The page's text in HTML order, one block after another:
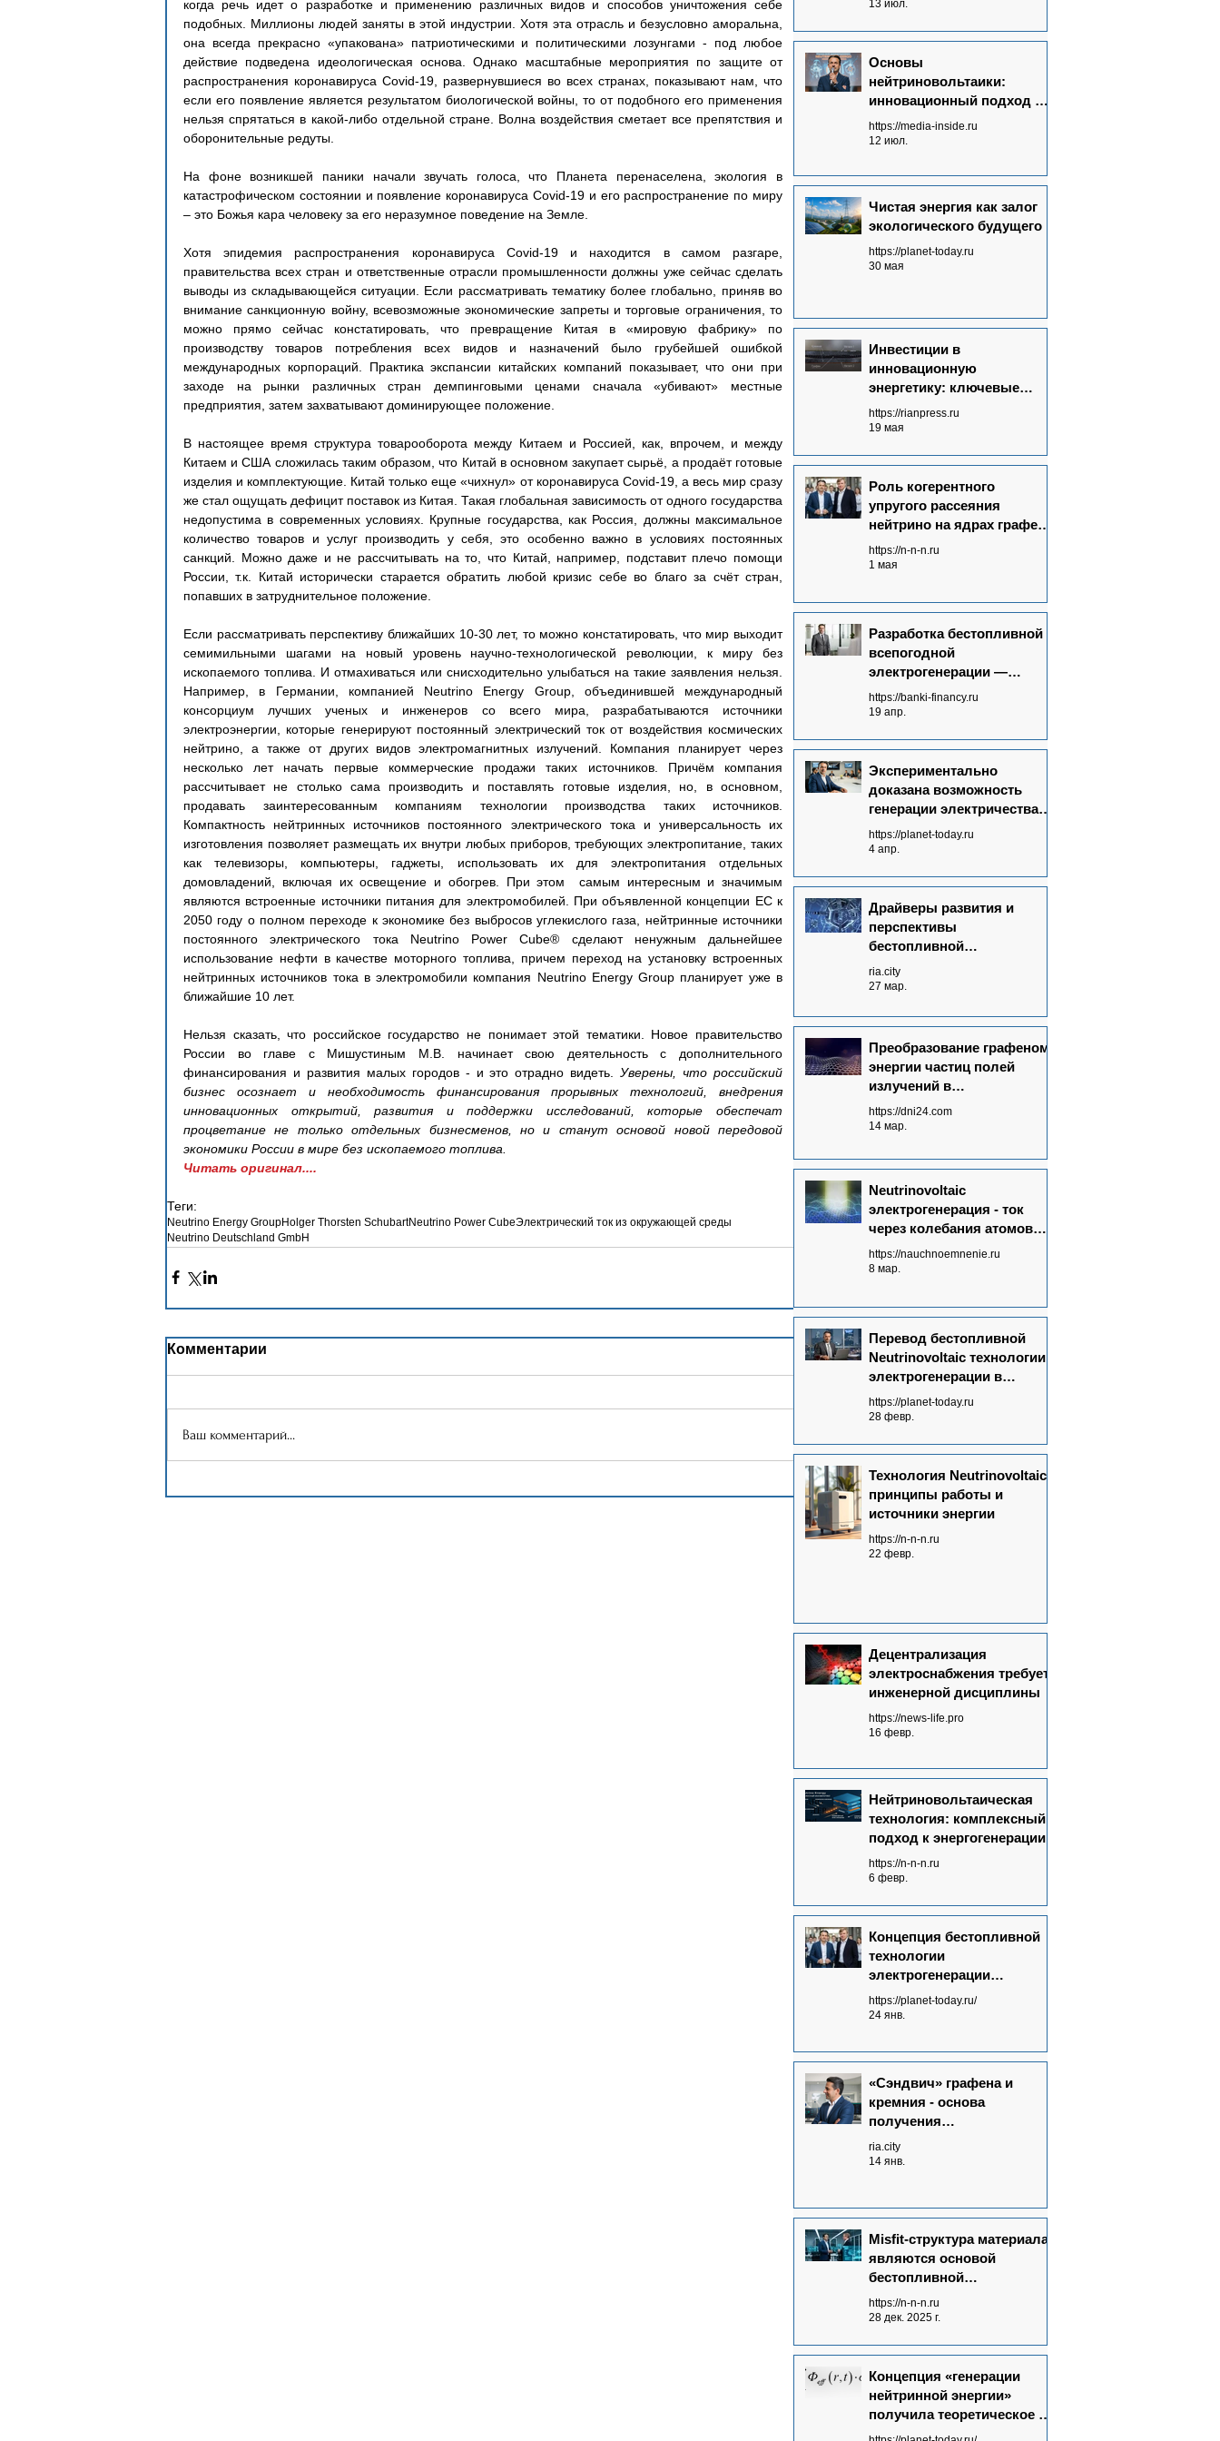
когда речь идет о разработке и применению различных видов и способов уничтожения себе
подобных. Миллионы людей заняты в этой индустрии. Хотя эта отрасль и безусловно аморальна,
она всегда прекрасно «упакована» патриотическими и политическими лозунгами - под любое
действие подведена идеологическая основа. Однако масштабные мероприятия по защите от
распространения коронавируса Covid-19, развернувшиеся во всех странах, показывают нам, что
если его появление является результатом биологической войны, то от подобного его применения
нельзя спрятаться в какой-либо отдельной стране. Волна воздействия сметает все препятствия и
оборонительные редуты.
На фоне возникшей паники начали звучать голоса, что Планета перенаселена, экология в
катастрофическом состоянии и появление коронавируса Covid-19 и его распространение по миру
– это Божья кара человеку за его неразумное поведение на Земле.
Хотя эпидемия распространения коронавируса Covid-19 и находится в самом разгаре,
правительства всех стран и ответственные отрасли промышленности должны уже сейчас сделать
выводы из складывающейся ситуации. Если рассматривать тематику более глобально, приняв во
внимание санкционную войну, всевозможные экономические запреты и торговые ограничения, то
можно прямо сейчас констатировать, что превращение Китая в «мировую фабрику» по
производству товаров потребления всех видов и назначений было грубейшей ошибкой
международных корпораций. Практика экспансии китайских компаний показывает, что они при
заходе на рынки различных стран демпинговыми ценами сначала «убивают» местные
предприятия, затем захватывают доминирующее положение.
В настоящее время структура товарооборота между Китаем и Россией, как, впрочем, и между
Китаем и США сложилась таким образом, что Китай в основном закупает сырьё, а продаёт готовые
изделия и комплектующие. Китай только еще «чихнул» от коронавируса Covid-19, а весь мир сразу
же стал ощущать дефицит поставок из Китая. Такая глобальная зависимость от одного государства
недопустима в современных условиях. Крупные государства, как Россия, должны максимальное
количество товаров и услуг производить у себя, это особенно важно в условиях постоянных
санкций. Можно даже и не рассчитывать на то, что Китай, например, подставит плечо помощи
России, т.к. Китай исторически старается обратить любой кризис себе во благо за счёт стран,
попавших в затруднительное положение.
Если рассматривать перспективу ближайших 10-30 лет, то можно констатировать, что мир выходит
семимильными шагами на новый уровень научно-технологической революции, к миру без
ископаемого топлива. И отмахиваться или снисходительно улыбаться на такие заявления нельзя.
Например, в Германии, компанией Neutrino Energy Group, объединившей международный
консорциум лучших ученых и инженеров со всего мира, разрабатываются источники
электроэнергии, которые генерируют постоянный электрический ток от воздействия космических
нейтрино, а также от других видов электромагнитных излучений. Компания планирует через
несколько лет начать первые коммерческие продажи таких источников. Причём компания
рассчитывает не столько сама производить и поставлять готовые изделия, но, в основном,
продавать заинтересованным компаниям технологии производства таких источников.
Компактность нейтринных источников постоянного электрического тока и универсальность их
изготовления позволяет размещать их внутри любых приборов, требующих электропитание, таких
как телевизоры, компьютеры, гаджеты, использовать их для электропитания отдельных
домовладений, включая их освещение и обогрев. При этом  самым интересным и значимым
являются встроенные источники питания для электромобилей. При объявленной концепции ЕС к
2050 году о полном переходе к экономике без выбросов углекислого газа, нейтринные источники
постоянного электрического тока Neutrino Power Cube® сделают ненужным дальнейшее
использование нефти в качестве моторного топлива, причем переход на установку встроенных
нейтринных источников тока в электромобили компания Neutrino Energy Group планирует уже в
ближайшие 10 лет.
Нельзя сказать, что российское государство не понимает этой тематики. Новое правительство
России во главе с Мишустиным М.В. начинает свою деятельность с дополнительного
финансирования и развития малых городов - и это отрадно видеть. Уверены, что российский
бизнес осознает и необходимость финансирования прорывных технологий, внедрения
инновационных открытий, развития и поддержки исследований, которые обеспечат
процветание не только отдельных бизнесменов, но и станут основой новой передовой
экономики России в мире без ископаемого топлива.
Читать оригинал....
Теги:
Neutrino Energy GroupHolger Thorsten SchubartNeutrino Power CubeЭлектрический ток из окружающей среды
Neutrino Deutschland GmbH
Комментарии
Ваш комментарий...
13 июл.
Основы
нейтриновольтаики:
инновационный подход к
энергетике будущего
https://media-inside.ru
12 июл.
Чистая энергия как залог
экологического будущего
https://planet-today.ru
30 мая
Инвестиции в
инновационную
энергетику: ключевые
аспекты
https://rianpress.ru
19 мая
Роль когерентного
упругого рассеяния
нейтрино на ядрах графена
в Neutrinovoltaic
технологии
https://n-n-n.ru
1 мая
Разработка бестопливной
всепогодной
электрогенерации —
запрос времени
https://banki-financy.ru
19 апр.
Экспериментально
доказана возможность
генерации электричества
без топлива от полей
излучений невидимого
https://planet-today.ru
4 апр.
Драйверы развития и
перспективы
бестопливной
электрогенерации в мире
ria.city
27 мар.
Преобразование графеном
энергии частиц полей
излучений в
электрический ток - основа
Neutrinovoltaic технологии
https://dni24.com
14 мар.
Neutrinovoltaic
электрогенерация - ток
через колебания атомов
графена
https://nauchnoemnenie.ru
8 мар.
Перевод бестопливной
Neutrinovoltaic технологии
электрогенерации в
массовое производство:
ключевые достижения
https://planet-today.ru
28 февр.
Технология Neutrinovoltaic:
принципы работы и
источники энергии
https://n-n-n.ru
22 февр.
Децентрализация
электроснабжения требует
инженерной дисциплины
https://news-life.pro
16 февр.
Нейтриновольтаическая
технология: комплексный
подход к энергогенерации
https://n-n-n.ru
6 февр.
Концепция бестопливной
технологии
электрогенерации
Neutrinovoltaic полностью
сформулирована
https://planet-today.ru/
24 янв.
«Сэндвич» графена и
кремния - основа
получения
нейтриноэлектричества
ria.city
14 янв.
Misfit-структура материала
являются основой
бестопливной
Neutrinovoltaic технологии
электрогенерации
https://n-n-n.ru
28 дек. 2025 г.
Концепция «генерации
нейтринной энергии»
получила теоретическое и
экспериментальное